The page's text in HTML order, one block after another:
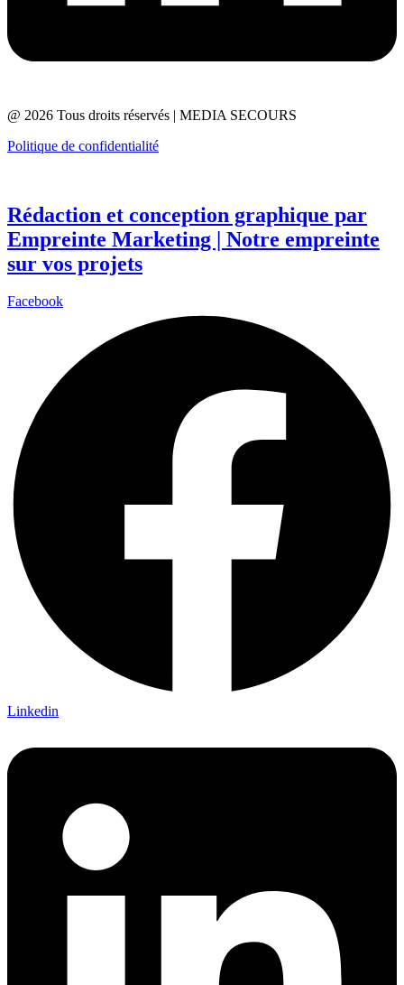
@ 2026 Tous droits réservés | MEDIA SECOURS
Politique de confidentialité
Rédaction et conception graphique par
Empreinte Marketing | Notre empreinte
sur vos projets
Facebook
Linkedin